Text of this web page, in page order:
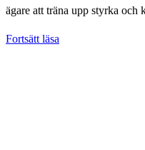
ägare att träna upp styrka
Fortsätt läsa